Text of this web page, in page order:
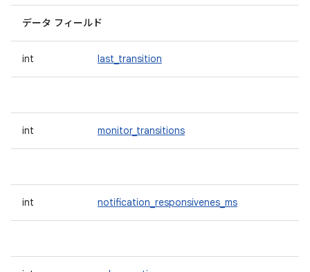
データ フィールド
int last_transition
int monitor_transitions
int notification_responsivenes_ms